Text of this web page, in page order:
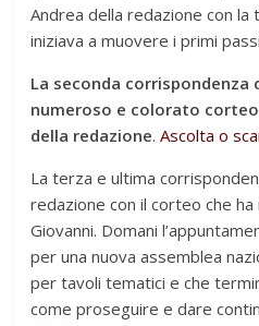
Andrea della redazione con
iniziava a muovere i primi
La seconda corrispondenza
numeroso e colorato
della redazione.Ascolta o
La terza e ultima
redazione con il corteo che ha
Giovanni. Domani
per una nuova assemblea
per tavoli tematici e che
come proseguire e dare